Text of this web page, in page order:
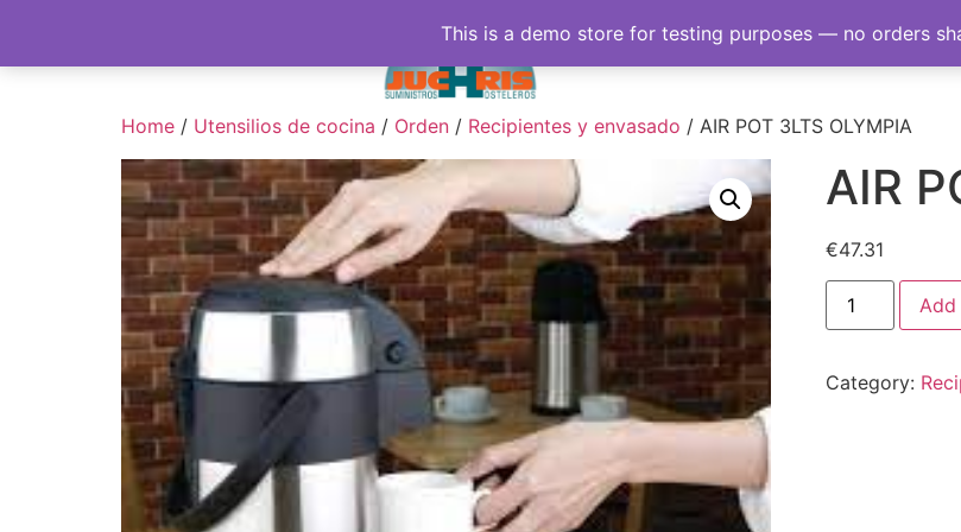
Home / Utensilios de cocina / Orden / Recipientes y envasado / AIR POT 3LTS OLYMPIA
AIR
€47.31
Category:
This is a demo store for testing purposes — no orders